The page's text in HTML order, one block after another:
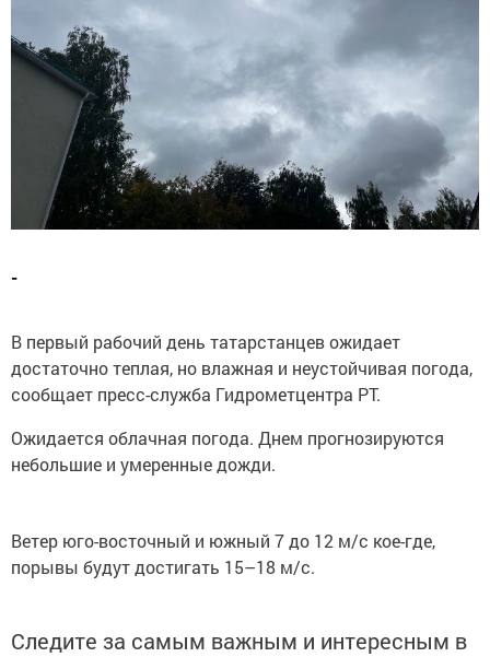
-
В первый рабочий день татарстанцев ожидает
достаточно теплая, но влажная и неустойчивая погода,
сообщает пресс-служба Гидрометцентра РТ.
Ожидается облачная погода. Днем прогнозируются
небольшие и умеренные дожди.
Ветер юго-восточный и южный 7 до 12 м/с кое-где,
порывы будут достигать 15–18 м/с.
Следите за самым важным и интересным в